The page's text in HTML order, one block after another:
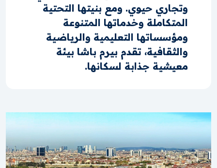
وتجاري حيوي. ومع بنيتها التحتية
المتكاملة وخدماتها المتنوعة
ومؤسساتها التعليمية والرياضية
والثقافية، تقدم بيرم باشا بيئة
معيشية جذابة لسكانها.